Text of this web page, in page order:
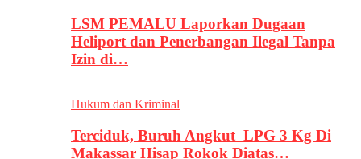
LSM PEMALU Laporkan Dugaan
Heliport dan Penerbangan Ilegal Tanpa
Izin di…
Hukum dan Kriminal
Terciduk, Buruh Angkut LPG 3 Kg Di
Makassar Hisap Rokok Diatas…